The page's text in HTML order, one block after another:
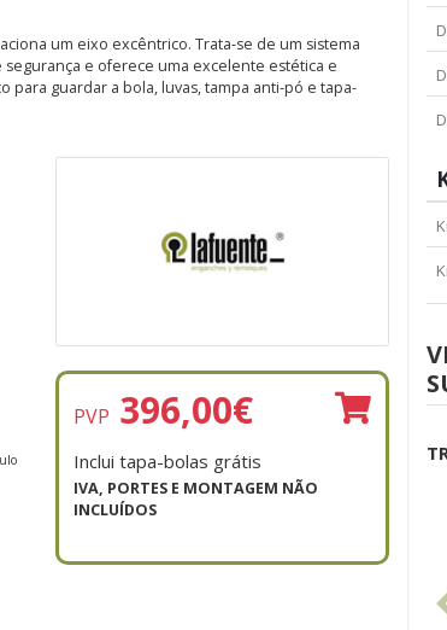
um eixo excêntrico. Trata-se de um sistema
e oferece uma excelente estética e
para guardar a bola, luvas, tampa anti-pó e tapa-
PVP 396,00€
Inclui tapa-bolas grátis
IVA, PORTES E MONTAGEM NÃO
INCLUÍDOS